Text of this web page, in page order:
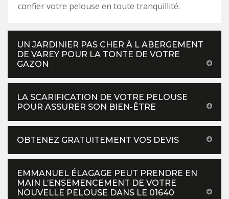
confier votre pelouse en toute tranquillité.
UN JARDINIER PAS CHER À L ABERGEMENT
DE VAREY POUR LA TONTE DE VOTRE
GAZON
LA SCARIFICATION DE VOTRE PELOUSE
POUR ASSURER SON BIEN-ÊTRE
OBTENEZ GRATUITEMENT VOS DEVIS
EMMANUEL ÉLAGAGE PEUT PRENDRE EN
MAIN L’ENSEMENCEMENT DE VOTRE
NOUVELLE PELOUSE DANS LE 01640